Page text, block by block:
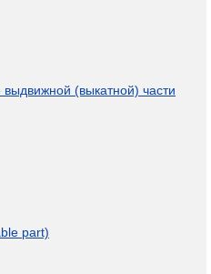
(выкатной) части
part)